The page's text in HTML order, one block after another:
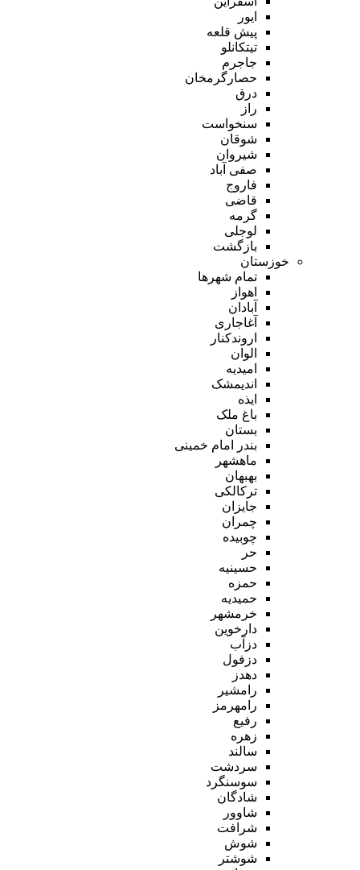
ایور
پیش قلعه
تیتکانلو
جاجرم
حصارگرمخان
درق
راز
سنخواست
شوقان
شیروان
صفی آباد
فاروج
قاضی
گرمه
لوجلی
بازگشت
خوزستان
تمام شهر‌ها
اهواز
آبادان
آغاجاری
اروندکنار
الوان
امیدیه
اندیمشک
ایذه
باغ ملک
بستان
بندر امام خمینی
ماهشهر
بهبهان
ترکالکی
جایزان
چمران
چوبیده
حر
حسینیه
حمزه
حمیدیه
خرمشهر
دارخوین
دزآب
دزفول
دهدز
رامشیر
رامهرمز
رفیع
زهره
سالند
سردشت
سوسنگرد
شادگان
شاوور
شرافت
شوش
شوشتر